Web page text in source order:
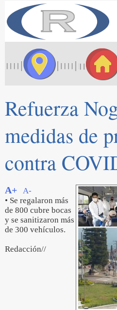
Refuerza
medidas de
contra
A+
A-
• Se regalaron más
de 800 cubre bocas
y se sanitizaron más
de 300 vehículos.
Redacción//